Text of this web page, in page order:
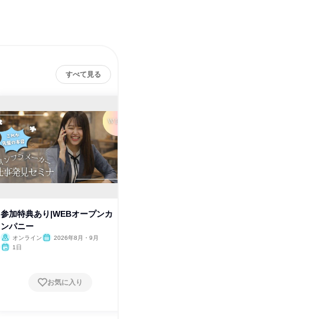
すべて見る
参加特典あり|WEBオープンカ
ンパニー
オンライン
2026年8月・9月
1日
お気に入り